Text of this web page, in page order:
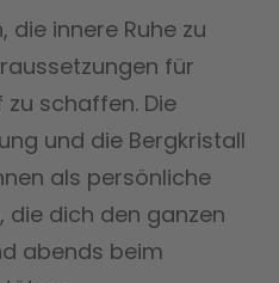
innere Ruhe zu
für
schaffen. Die
und die Bergkristall
als persönliche
die dich den ganzen
abends beim